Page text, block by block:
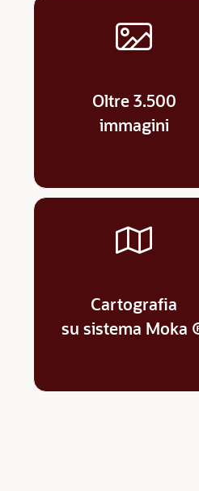
Oltre 3.500
immagini
Cartografia
su sistema Moka